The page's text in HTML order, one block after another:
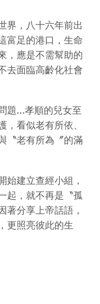
界，八十六年前出
富足的港口，生命
，應是不需幫助的
去面臨高齡化社會
題…孝順的兒女至
看似老有所依、
〝老有所為〞的滿
始建立查經小組，
起，就不再是〝孤
著分享上帝話語，
更照亮彼此的生